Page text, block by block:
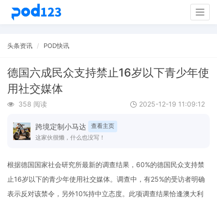
头条资讯 POD快讯
德国六成民众支持禁止16岁以下青少年使
用社交媒体
358 阅读 2025-12-19 11:09:12
跨境定制小马达
查看主页
这家伙很懒，什么也没写！
根据德国国家社会研究所最新的调查结果，60%的德国民众支持禁
止16岁以下的青少年使用社交媒体。调查中，有25%的受访者明确
表示反对该禁令，另外10%持中立态度。此项调查结果恰逢澳大利